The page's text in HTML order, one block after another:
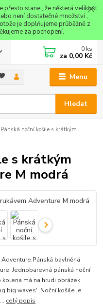
přesto stane , že některá velikost
není dostatečné množství ,
je doplňujeme průběžně z
za pochopení.
Menu
Hledat
0 ks
za 0,00 Kč
Pánská noční košile s krátkým
s krátkým
M modrá
bavlněná
Jednobarevná pánská noční
má na hrudi obrázek
big waves'. Noční košile je
celý popis